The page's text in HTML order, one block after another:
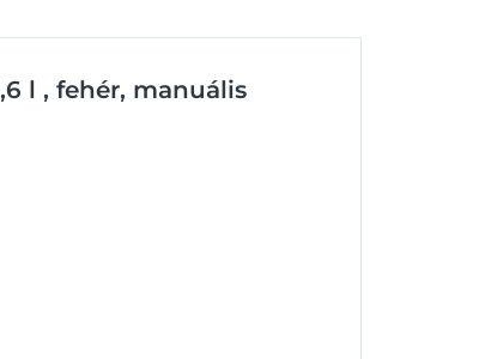
l , fehér, manuális